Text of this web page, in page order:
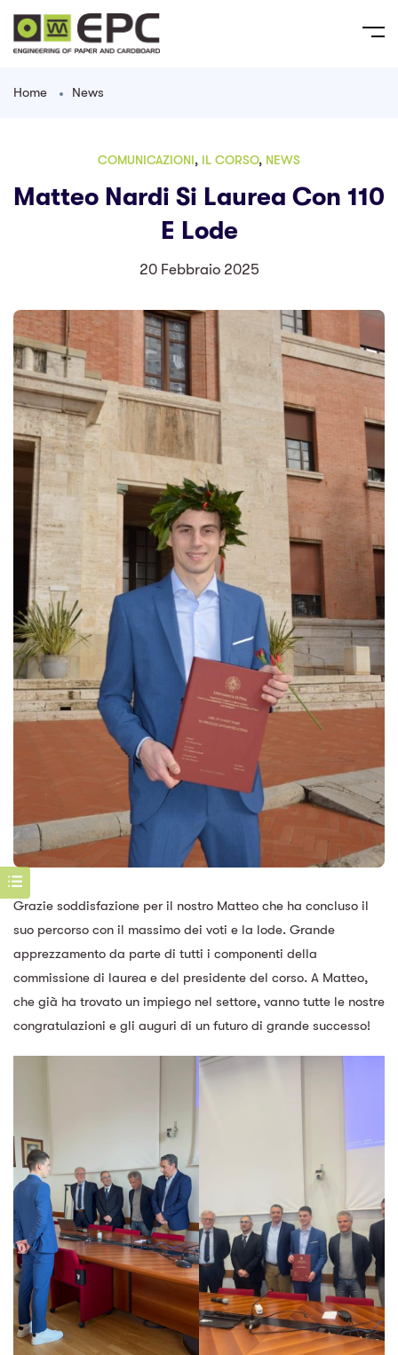
Home News
COMUNICAZIONI, IL CORSO, NEWS
Matteo Nardi Si Laurea Con 110
E Lode
20 Febbraio 2025
Grazie soddisfazione per il nostro Matteo che ha concluso il
suo percorso con il massimo dei voti e la lode. Grande
apprezzamento da parte di tutti i componenti della
commissione di laurea e del presidente del corso. A Matteo,
che già ha trovato un impiego nel settore, vanno tutte le nostre
congratulazioni e gli auguri di un futuro di grande successo!